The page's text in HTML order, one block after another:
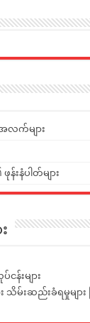
လက်များ
းနံပါတ်များ
းများ
သိမ်းဆည်းခံရမှုမျာ